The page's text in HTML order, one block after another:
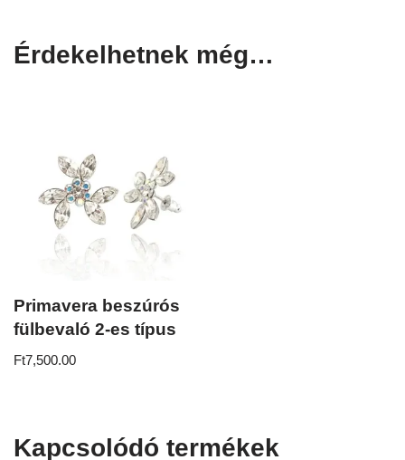
Érdekelhetnek még…
Primavera beszúrós
fülbevaló 2-es típus
Ft7,500.00
Kapcsolódó termékek